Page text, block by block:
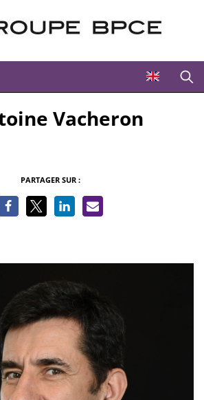
Vacheron
PARTAGER SUR :